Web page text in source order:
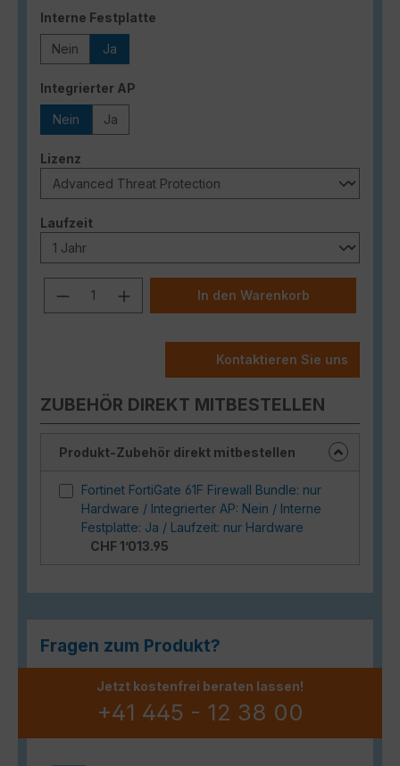
Interne Festplatte
Nein Ja
Integrierter AP
Nein Ja
Lizenz
Laufzeitauswählen
Produkt Anzahl: Gib den
In den Warenkorb
Kontaktieren Sie uns
ZUBEHÖR DIREKT MITBESTELLEN
Produkt-Zubehör direkt mitbestellen
Fortinet FortiGate 61F Firewall Bundle: nur
Hardware / Integrierter AP: Nein / Interne
Festplatte: Ja / Laufzeit: nur Hardware
CHF 1’013.95
Fragen zum Produkt?
Jetzt kostenfrei beraten lassen!
+41 445 - 12 38 00